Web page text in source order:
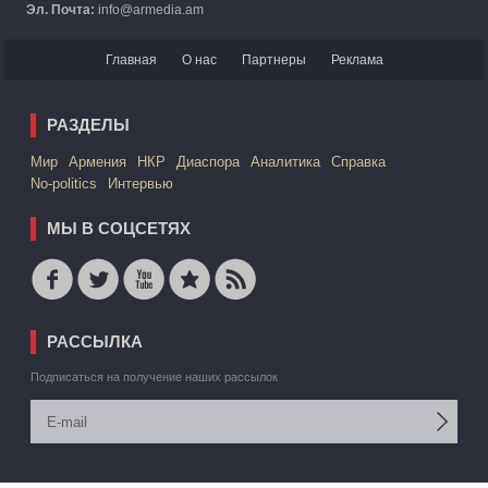
Эл. Почта: info@armedia.am
Главная О нас Партнеры Реклама
РАЗДЕЛЫ
Mир Армения НКР Диаспора Аналитика
Справка
No-politics
Интервью
МЫ В СОЦСЕТЯХ
РАССЫЛКА
Подписаться на получение наших рассылок